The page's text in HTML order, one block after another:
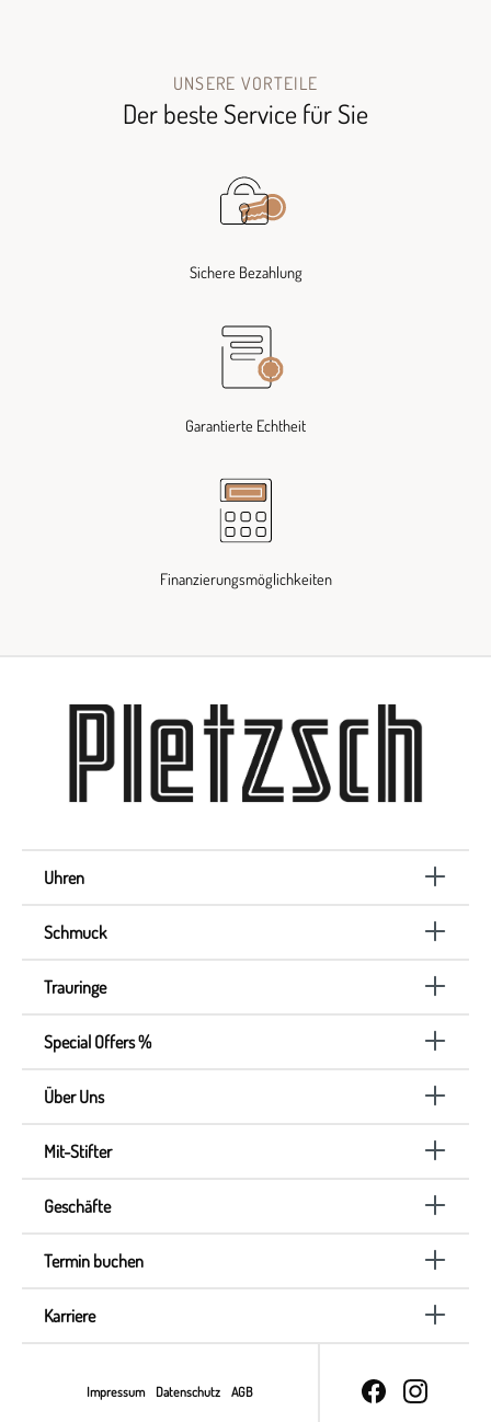
UNSERE VORTEILE
Der beste Service für Sie
Sichere Bezahlung
Garantierte Echtheit
Finanzierungsmöglichkeiten
Uhren
Schmuck
Trauringe
Special Offers %
Über Uns
Mit-Stifter
Geschäfte
Termin buchen
Karriere
Impressum Datenschutz AGB